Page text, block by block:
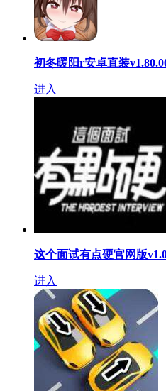
初冬暖阳r安卓直装
进入
这个面试有点硬官网版
进入